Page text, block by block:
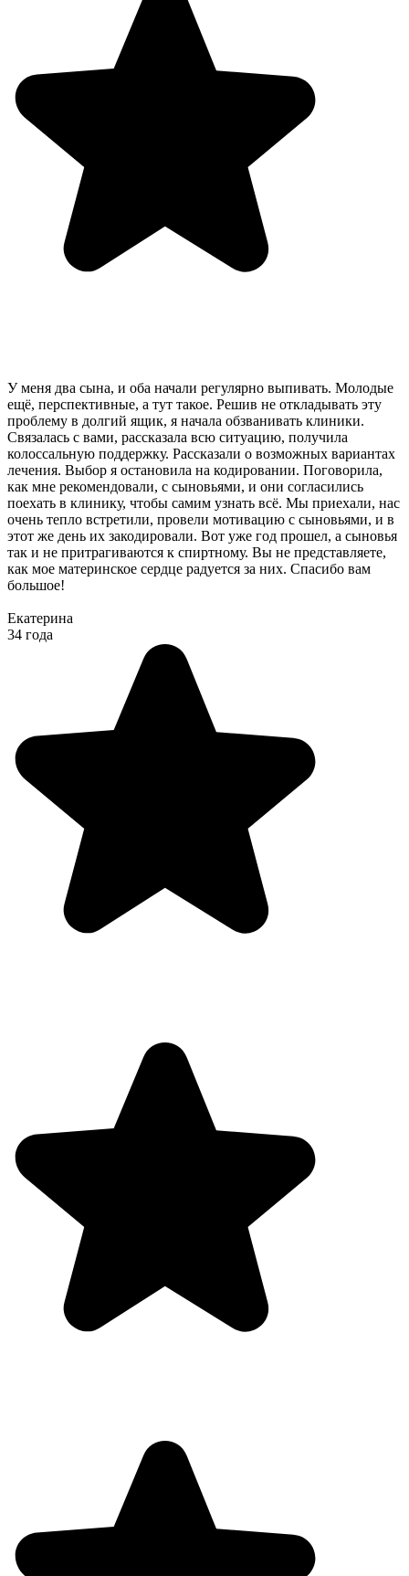
У меня два сына, и оба начали регулярно выпивать. Молодые
ещё, перспективные, а тут такое. Решив не откладывать эту
проблему в долгий ящик, я начала обзванивать клиники.
Связалась с вами, рассказала всю ситуацию, получила
колоссальную поддержку. Рассказали о возможных вариантах
лечения. Выбор я остановила на кодировании. Поговорила,
как мне рекомендовали, с сыновьями, и они согласились
поехать в клинику, чтобы самим узнать всё. Мы приехали, нас
очень тепло встретили, провели мотивацию с сыновьями, и в
этот же день их закодировали. Вот уже год прошел, а сыновья
так и не притрагиваются к спиртному. Вы не представляете,
как мое материнское сердце радуется за них. Спасибо вам
большое!
Екатерина
34 года